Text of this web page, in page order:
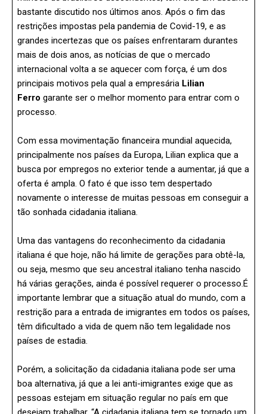
bastante discutido nos últimos anos. Após o fim das
restrições impostas pela pandemia de Covid-19, e as
grandes incertezas que os países enfrentaram durantes
mais de dois anos, as notícias de que o mercado
internacional volta a se aquecer com força, é um dos
principais motivos pela qual a empresária Lilian
Ferro garante ser o melhor momento para entrar com o
processo.
Com essa movimentação financeira mundial aquecida,
principalmente nos países da Europa, Lilian explica que a
busca por empregos no exterior tende a aumentar, já que a
oferta é ampla. O fato é que isso tem despertado
novamente o interesse de muitas pessoas em conseguir a
tão sonhada cidadania italiana.
Uma das vantagens do reconhecimento da cidadania
italiana é que hoje, não há limite de gerações para obtê-la,
ou seja, mesmo que seu ancestral italiano tenha nascido
há várias gerações, ainda é possível requerer o processo.É
importante lembrar que a situação atual do mundo, com a
restrição para a entrada de imigrantes em todos os países,
têm dificultado a vida de quem não tem legalidade nos
países de estadia.
Porém, a solicitação da cidadania italiana pode ser uma
boa alternativa, já que a lei anti-imigrantes exige que as
pessoas estejam em situação regular no país em que